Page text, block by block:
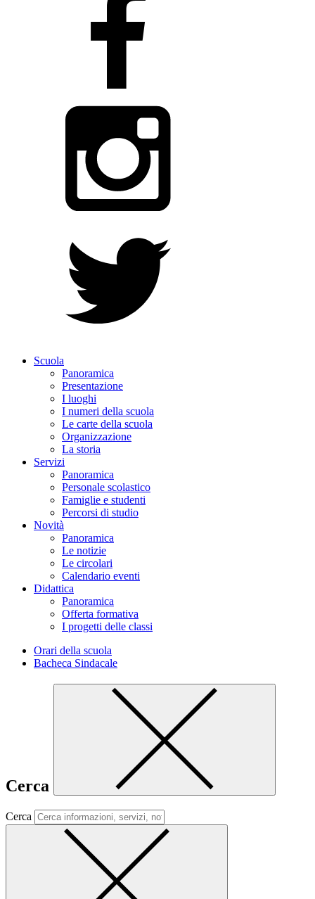
Scuola
Panoramica
Presentazione
I luoghi
I numeri della scuola
Le carte della scuola
Organizzazione
La storia
Servizi
Panoramica
Personale scolastico
Famiglie e studenti
Percorsi di studio
Novità
Panoramica
Le notizie
Le circolari
Calendario eventi
Didattica
Panoramica
Offerta formativa
I progetti delle classi
Orari della scuola
Bacheca Sindacale
Cerca
Cerca